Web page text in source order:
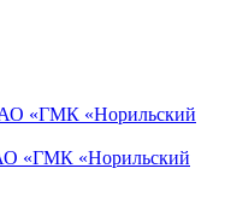
«ГМК «Норильский
«ГМК «Норильский